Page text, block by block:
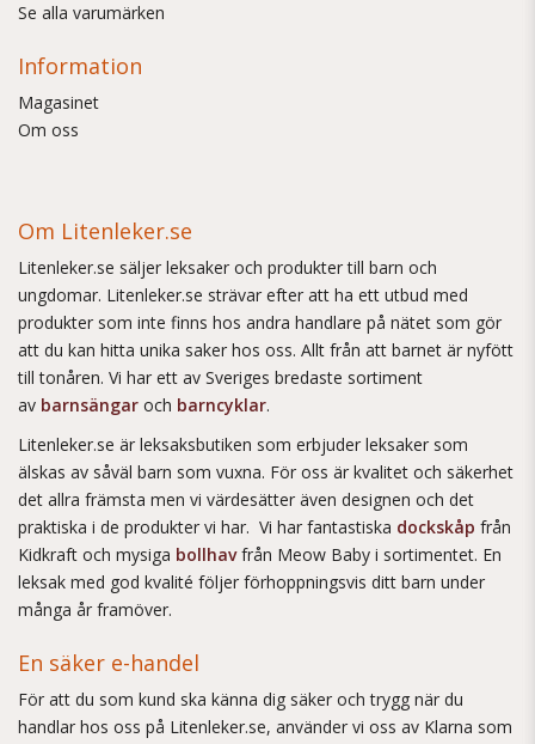
Se alla varumärken
Information
Magasinet
Om oss
Om Litenleker.se
Litenleker.se säljer leksaker och produkter till barn och
ungdomar. Litenleker.se strävar efter att ha ett utbud med
produkter som inte finns hos andra handlare på nätet som gör
att du kan hitta unika saker hos oss. Allt från att barnet är nyfött
till tonåren. Vi har ett av Sveriges bredaste sortiment
av barnsängar och barncyklar.
Litenleker.se är leksaksbutiken som erbjuder leksaker som
älskas av såväl barn som vuxna. För oss är kvalitet och säkerhet
det allra främsta men vi värdesätter även designen och det
praktiska i de produkter vi har. Vi har fantastiska dockskåp från
Kidkraft och mysiga bollhavfrån Meow Baby i sortimentet. En
leksak med god kvalité följer förhoppningsvis ditt barn under
många år framöver.
En säker e-handel
För att du som kund ska känna dig säker och trygg när du
handlar hos oss på Litenleker.se, använder vi oss av Klarna som